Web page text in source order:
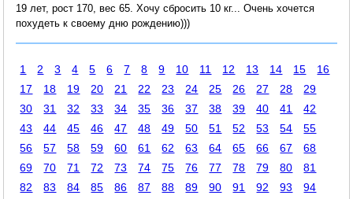
19 лет, рост 170, вес 65. Хочу сбросить 10 кг... Очень хочется
похудеть к своему дню рождению)))
1 2 3 4 5 6 7 8 9 10 11 12 13 14 15
16
17
18 19 20 21 22 23 24 25 26 27 28
29
30
31 32 33 34 35 36 37 38 39 40 41
42
43
44 45 46 47 48 49 50 51 52 53 54
55
56
57 58 59 60 61 62 63 64 65 66 67
68
69
70 71 72 73 74 75 76 77 78 79 80
81
82
83 84 85 86 87 88 89 90 91 92 93
94